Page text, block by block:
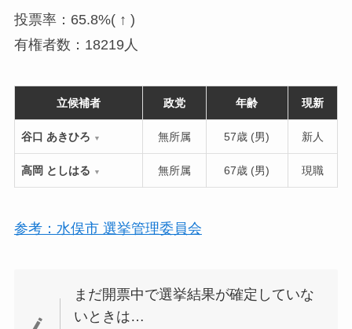
投票率：65.8%( ↑ )
有権者数：18219人
立候補者 政党 年齢 現新
谷口 あきひろ ▼ 無所属 57歳 (男) 新人
高岡 としはる ▼ 無所属 67歳 (男) 現職
参考：水俣市 選挙管理委員会
まだ開票中で選挙結果が確定していな
いときは…